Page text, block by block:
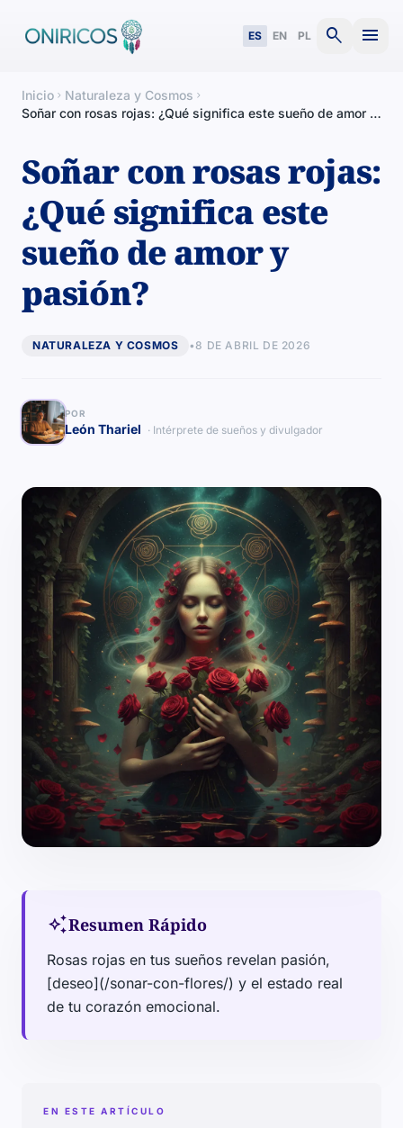
ES EN PL search menu
Inicio chevron_right Naturaleza y Cosmos chevron_right
Soñar con rosas rojas: ¿Qué significa este sueño de amor y
Soñar con rosas rojas:
¿Qué significa este
sueño de amor y
pasión?
NATURALEZA Y COSMOS •8 DE ABRIL DE 2026
POR
León Thariel · Intérprete de sueños y divulgador
auto_awesomeResumen Rápido
Rosas rojas en tus sueños revelan pasión,
[deseo](/sonar-con-flores/) y el estado real
de tu corazón emocional.
EN ESTE ARTÍCULO